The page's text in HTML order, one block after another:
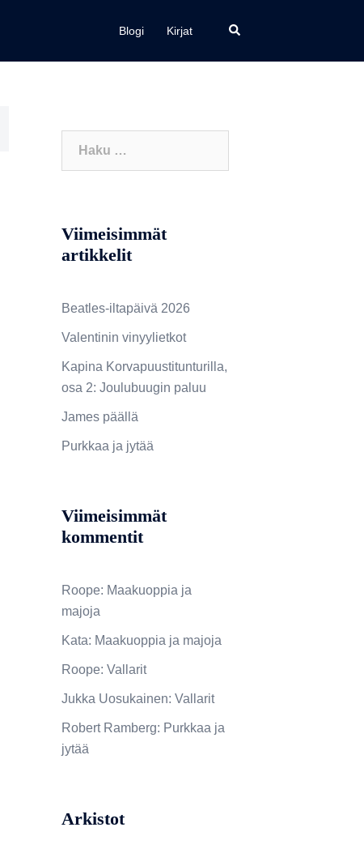
Blogi Kirjat Search
Viimeisimmät
artikkelit
Beatles-iltapäivä 2026
Valentinin vinyylietkot
Kapina Korvapuustitunturilla,
osa 2: Joulubuugin paluu
James päällä
Purkkaa ja jytää
Viimeisimmät
kommentit
Roope: Maakuoppia ja
majoja
Kata: Maakuoppia ja majoja
Roope: Vallarit
Jukka Uosukainen: Vallarit
Robert Ramberg: Purkkaa ja
jytää
Arkistot